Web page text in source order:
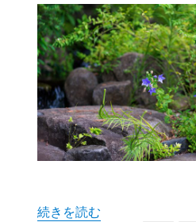
“キキョウ 桔梗” の
続きを読む